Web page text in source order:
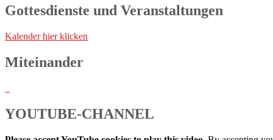
Gottesdienste und Veranstaltungen
Kalender hier klicken
Miteinander
YOUTUBE-CHANNEL